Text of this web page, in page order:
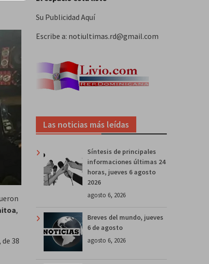
,
, de 38
Su Publicidad Aquí
Escribe a: notiultimas.rd@gmail.com
Las noticias más leídas
Síntesis de principales
informaciones últimas 24
horas, jueves 6 agosto
2026
agosto 6, 2026
Breves del mundo, jueves
6 de agosto
agosto 6, 2026